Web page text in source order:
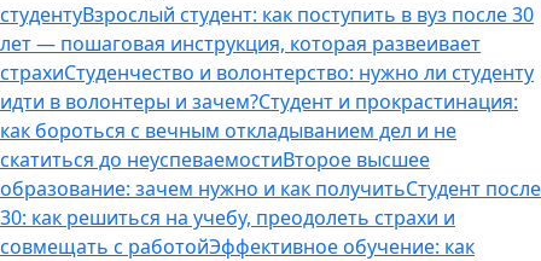
студентуВзрослый студент: как поступить в вуз после 30
лет — пошаговая инструкция, которая развеивает
страхиСтуденчество и волонтерство: нужно ли cтуденту
идти в волонтеры и зачем?Студент и прокрастинация:
как бороться с вечным откладыванием дел и не
скатиться до неуспеваемостиВторое высшее
образование: зачем нужно и как получитьСтудент после
30: как решиться на учебу, преодолеть страхи и
совмещать с работойЭффективное обучение: как